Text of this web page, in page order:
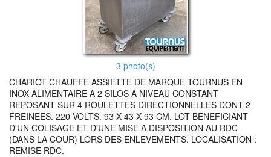
3 photo(s)
CHARIOT CHAUFFE ASSIETTE DE MARQUE TOURNUS EN
INOX ALIMENTAIRE A 2 SILOS A NIVEAU CONSTANT
REPOSANT SUR 4 ROULETTES DIRECTIONNELLES DONT 2
FREINEES. 220 VOLTS. 93 X 43 X 93 CM. LOT BENEFICIANT
D'UN COLISAGE ET D'UNE MISE A DISPOSITION AU RDC
(DANS LA COUR) LORS DES ENLEVEMENTS. LOCALISATION :
REMISE RDC.